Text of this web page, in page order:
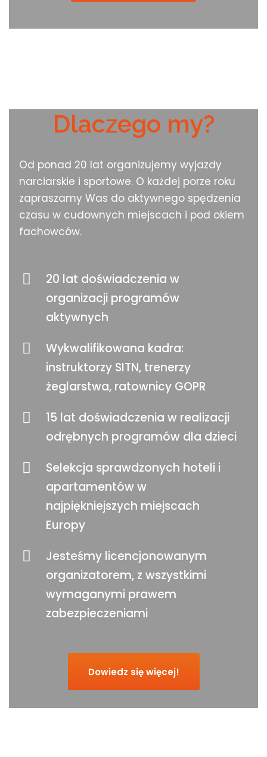
Dlaczego my?
Od ponad 20 lat organizujemy wyjazdy
narciarskie i sportowe. O każdej porze roku
zapraszamy Was do aktywnego spędzenia
czasu w cudownych miejscach i pod okiem
fachowców.
20 lat doświadczenia w
organizacji programów
aktywnych
Wykwalifikowana kadra:
instruktorzy SITN, trenerzy
żeglarstwa, ratownicy GOPR
15 lat doświadczenia w realizacji
odrębnych programów dla dzieci
Selekcja sprawdzonych hoteli i
apartamentów w
najpiękniejszych miejscach
Europy
Jesteśmy licencjonowanym
organizatorem, z wszystkimi
wymaganymi prawem
zabezpieczeniami
Dowiedz się więcej!